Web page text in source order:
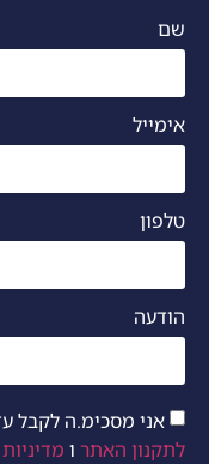
שם
אימייל
טלפון
הודעה
אני מסכימ.ה לקבל
לתקנון האתר ו